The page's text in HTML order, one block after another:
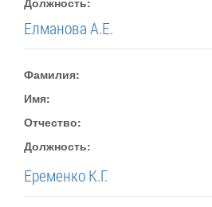
Елманова А.Е.
Фамилия:
Имя:
Отчество:
Должность:
Еременко К.Г.